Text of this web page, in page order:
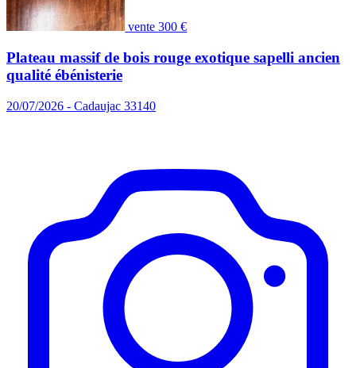
vente300 €
Plateau massif de bois rouge exotique sapelli ancien
qualité ébénisterie
20/07/2026 - Cadaujac 33140